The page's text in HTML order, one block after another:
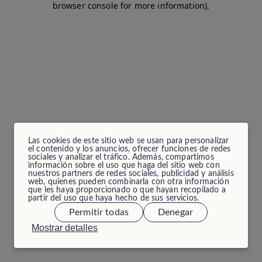
Las cookies de este sitio web se usan para personalizar
el contenido y los anuncios, ofrecer funciones de redes
sociales y analizar el tráfico. Además, compartimos
información sobre el uso que haga del sitio web con
nuestros partners de redes sociales, publicidad y análisis
web, quienes pueden combinarla con otra información
que les haya proporcionado o que hayan recopilado a
partir del uso que haya hecho de sus servicios.
Mostrar detalles
Permitir todas Denegar
browser console for more information).